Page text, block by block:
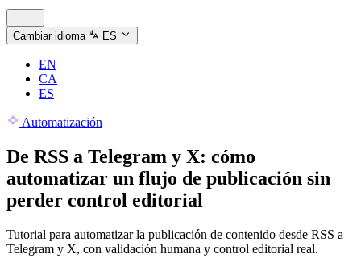
Cambiar idioma ES
EN
CA
ES
Automatización
De RSS a Telegram y X: cómo
automatizar un flujo de publicación sin
perder control editorial
Tutorial para automatizar la publicación de contenido desde RSS a
Telegram y X, con validación humana y control editorial real.